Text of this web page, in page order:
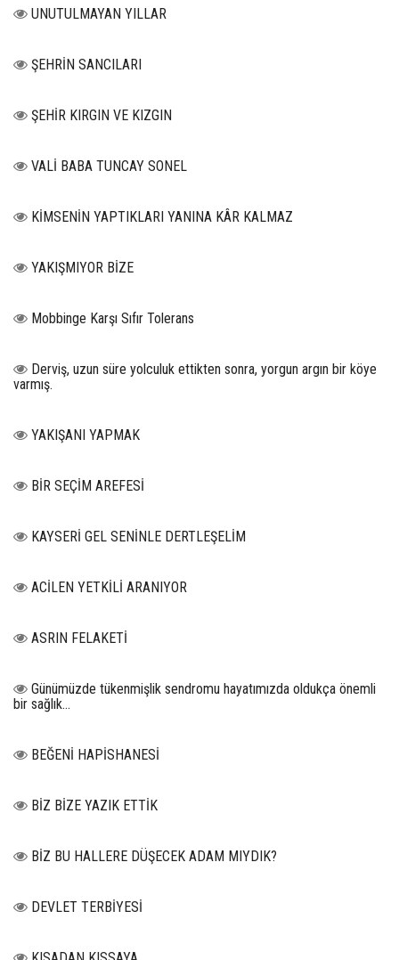
UNUTULMAYAN YILLAR
ŞEHRİN SANCILARI
ŞEHİR KIRGIN VE KIZGIN
VALİ BABA TUNCAY SONEL
KİMSENİN YAPTIKLARI YANINA KÂR KALMAZ
YAKIŞMIYOR BİZE
Mobbinge Karşı Sıfır Tolerans
Derviş, uzun süre yolculuk ettikten sonra, yorgun argın bir köye
varmış.
YAKIŞANI YAPMAK
BİR SEÇİM AREFESİ
KAYSERİ GEL SENİNLE DERTLEŞELİM
ACİLEN YETKİLİ ARANIYOR
ASRIN FELAKETİ
Günümüzde tükenmişlik sendromu hayatımızda oldukça önemli
bir sağlık...
BEĞENİ HAPİSHANESİ
BİZ BİZE YAZIK ETTİK
BİZ BU HALLERE DÜŞECEK ADAM MIYDIK?
DEVLET TERBİYESİ